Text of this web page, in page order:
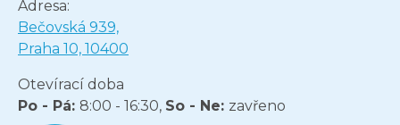
Adresa:
Bečovská 939,
Praha 10, 10400
Otevírací doba
Po - Pá: 8:00 - 16:30, So - Ne: zavřeno